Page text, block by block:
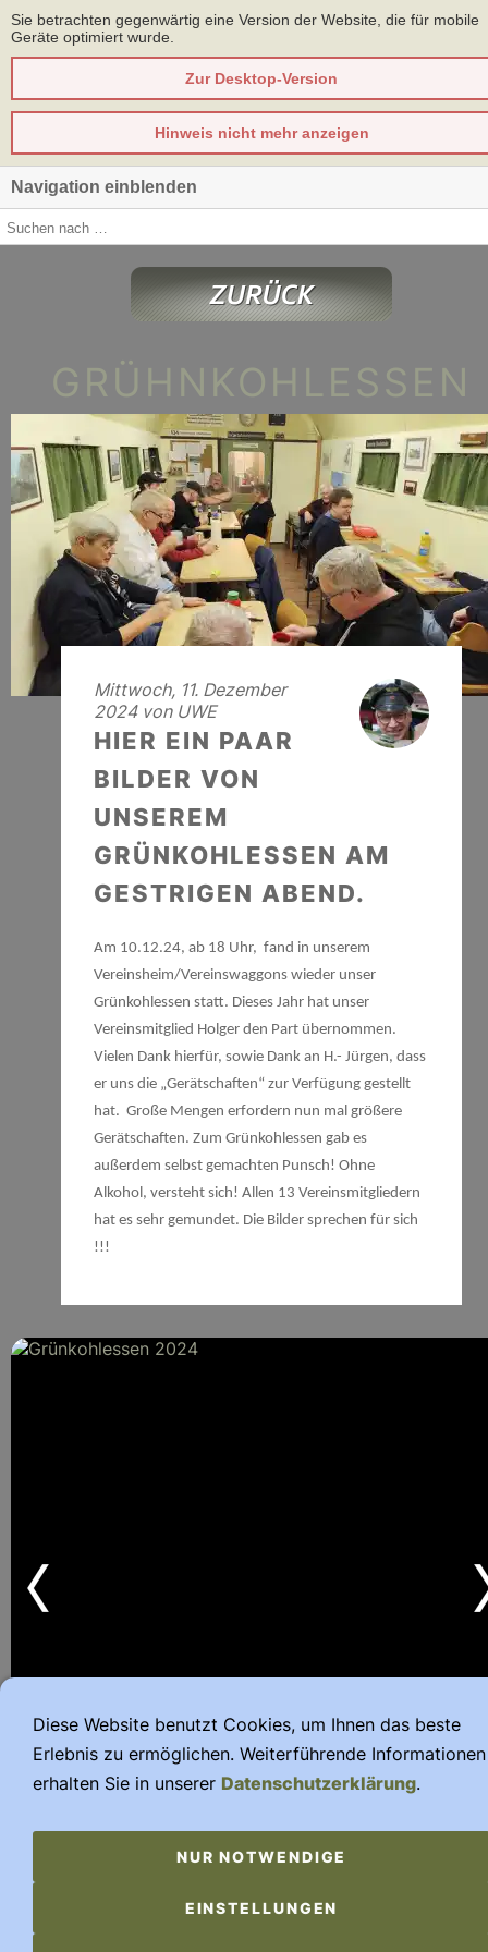
Sie betrachten gegenwärtig eine Version der Website, die für mobile
Geräte optimiert wurde.
Zur Desktop-Version
Hinweis nicht mehr anzeigen
Navigation einblenden
GRÜHNKOHLESSEN
Mittwoch, 11. Dezember
2024 von UWE
HIER EIN PAAR
BILDER VON
UNSEREM
GRÜNKOHLESSEN AM
GESTRIGEN ABEND.
Am 10.12.24, ab 18 Uhr, fand in unserem
Vereinsheim/Vereinswaggons wieder unser
Grünkohlessen statt. Dieses Jahr hat unser
Vereinsmitglied Holger den Part übernommen.
Vielen Dank hierfür, sowie Dank an H.- Jürgen, dass
er uns die „Gerätschaften“ zur Verfügung gestellt
hat. Große Mengen erfordern nun mal größere
Gerätschaften. Zum Grünkohlessen gab es
außerdem selbst gemachten Punsch! Ohne
Alkohol, versteht sich! Allen 13 Vereinsmitgliedern
hat es sehr gemundet. Die Bilder sprechen für sich
!!!
Diese Website benutzt Cookies, um Ihnen das beste
Erlebnis zu ermöglichen. Weiterführende Informationen
erhalten Sie in unserer Datenschutzerklärung.
NUR NOTWENDIGE
EINSTELLUNGEN